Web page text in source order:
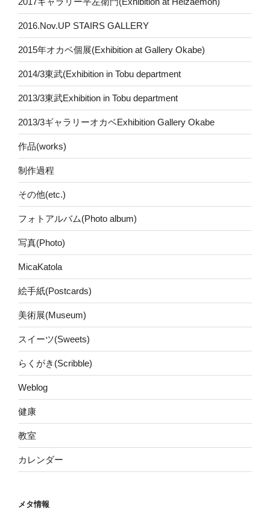
2016.Nov.UP STAIRS GALLERY
2015年オカベ個展(Exhibition at Gallery Okabe)
2014/3東武(Exhibition in Tobu department
2013/3東武Exhibition in Tobu department
2013/3ギャラリーオカベExhibition Gallery Okabe
作品(works)
制作過程
その他(etc.)
フォトアルバム(Photo album)
写真(Photo)
MicaKatola
絵手紙(Postcards)
美術展(Museum)
スイーツ(Sweets)
らくがき(Scribble)
Weblog
健康
教室
カレンダー
メタ情報